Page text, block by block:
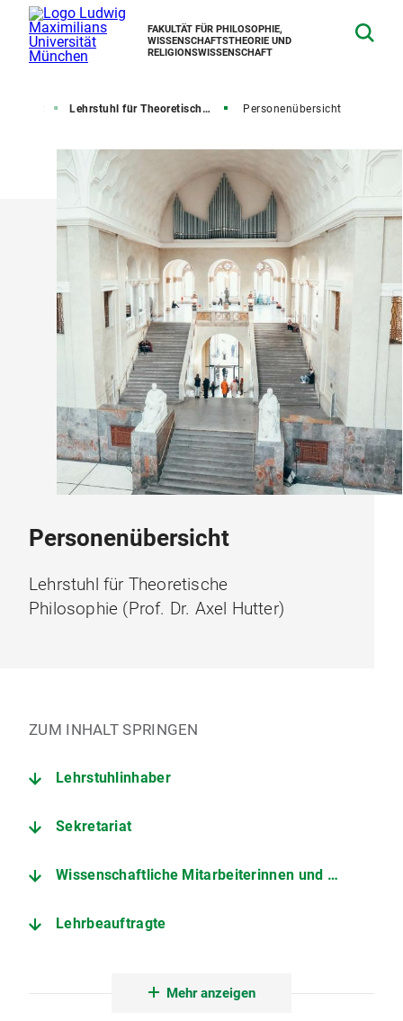
FAKULTÄT FÜR PHILOSOPHIE,
WISSENSCHAFTSTHEORIE UND
RELIGIONSWISSENSCHAFT
Lehrstuhl für Theoretische Philosophie Personenübersicht
Personenübersicht
Lehrstuhl für Theoretische
Philosophie (Prof. Dr. Axel Hutter)
ZUM INHALT SPRINGEN
Lehrstuhlinhaber
Sekretariat
Wissenschaftliche Mitarbeiterinnen und Mitarbeiter
Lehrbeauftragte
Mehr anzeigen